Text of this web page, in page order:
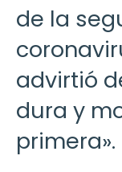
de la
advirtió
dura y
primera».